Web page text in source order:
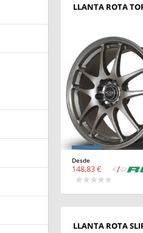
LLANTA ROTA
Desde
148,83 €
LLANTA ROTA